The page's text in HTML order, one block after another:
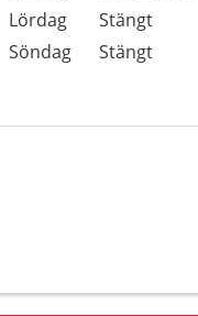
Lördag
Stängt
Söndag
Stängt